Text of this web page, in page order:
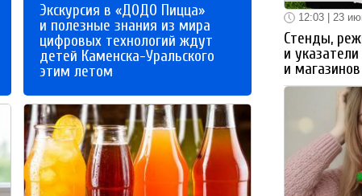
Экскурсия в «ДОДО Пицца»
и полезные знания из мира
цифровых технологий ждут
детей Каменска-Уральского
этим летом
12:03 | 23
Стенды,
и
и